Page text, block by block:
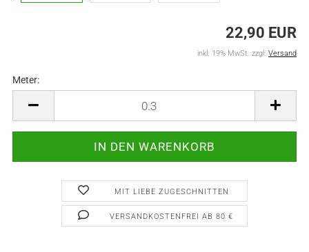
22,90 EUR
inkl. 19% MwSt. zzgl. Versand
Meter:
MIT LIEBE ZUGESCHNITTEN
VERSANDKOSTENFREI AB 80 €